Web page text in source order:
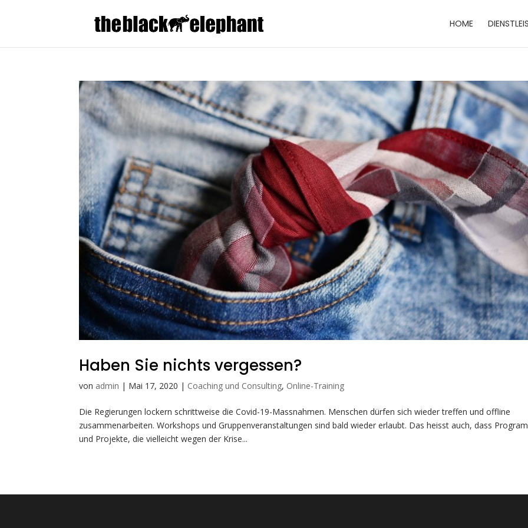
HOME
Haben Sie nichts vergessen?
von admin | Mai 17, 2020 | Coaching und Consulting, Online-Training
Die Regierungen lockern schrittweise die Covid-19-Massnahmen. Menschen dürfen sich wieder treffen und offline
zusammenarbeiten. Workshops und Gruppenveranstaltungen sind bald wieder erlaubt. Das heisst auch, dass
und Projekte, die vielleicht wegen der Krise...